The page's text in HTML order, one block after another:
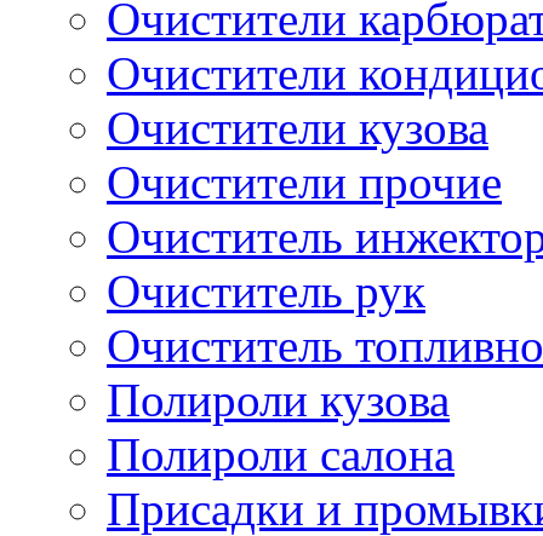
Очистители
Очистители
Очистители кузова
Очистители прочие
Очиститель
Очиститель рук
Очиститель
Полироли кузова
Полироли салона
Присадки и